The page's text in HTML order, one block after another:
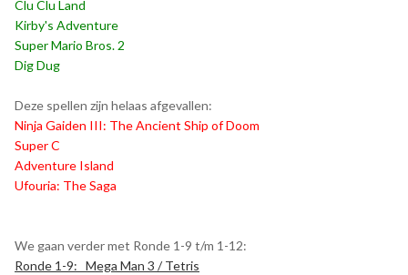
Clu Clu Land
Kirby's Adventure
Super Mario Bros. 2
Dig Dug
Deze spellen zijn helaas afgevallen:
Ninja Gaiden III: The Ancient Ship of Doom
Super C
Adventure Island
Ufouria: The Saga
We gaan verder met Ronde 1-9 t/m 1-12:
Ronde 1-9: Mega Man 3 / Tetris